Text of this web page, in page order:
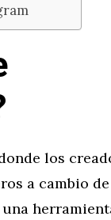
los
a cambio